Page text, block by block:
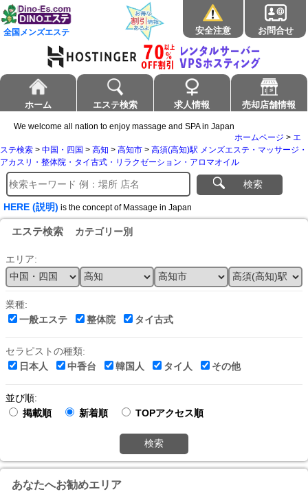
全国メンズエステ 安全注意 お問合せ
ホーム エステ検索 求人情報 売却店舗情報
We welcome all nation to enjoy massage and SPA in Japan
ホームページ > エ
ステ検索 > 中国・四国 > 高知 > 高知市 > 高須(高知)駅 メンズエステ・マッサージ・
アカスリ・整体院・タイ古式・リラクゼーション・アロマオイル
検索
HERE (説明) is the concept of Massage in Japan
エステ検索 カテゴリー別
エリア:
業種:
一般エステ
整体院 タイ古式
セラピストの種類:
日本人
中香台 韓国人 タイ人 その他
並び順:
掲載順
新着順 TOPアクセス順
検索
あなたへお勧めエリア